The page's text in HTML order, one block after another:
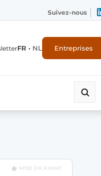
Suivez-nous
FR • NL Entreprises
MISE EN AVANT